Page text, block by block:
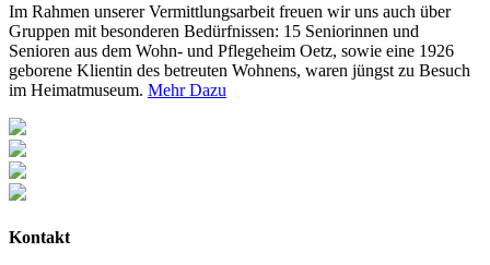
Im Rahmen unserer Vermittlungsarbeit freuen wir uns auch über
Gruppen mit besonderen Bedürfnissen: 15 Seniorinnen und
Senioren aus dem Wohn- und Pflegeheim Oetz, sowie eine 1926
geborene Klientin des betreuten Wohnens, waren jüngst zu Besuch
im Heimatmuseum. Mehr Dazu
Kontakt